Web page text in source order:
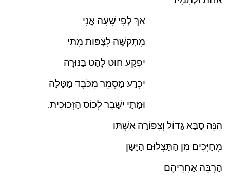
עצות סבתא
אַךְ לְפִי שָׁעָה אֲנִי
מִתְקַשֶּׁה לִצְפּוֹת מָתַי
יִפְקַע חוּט לָהַט בַּנּוּרָה
יִכְרַע מַסְמֵר מִכֹּבֶד מַטָּלָה
וּמָתַי יִשָּׁבֵר לְכוֹס הַזְּכוּכִית.
הִנֵּה סַבָּא גָּדוֹל וְצִפּוֹרָה אִשְׁתּוֹ
מְחַיְּכִים מִן הַתַּצְלוּם הַיָּשָׁן
הַרְבֵּה אַחֲרֵיהֶם